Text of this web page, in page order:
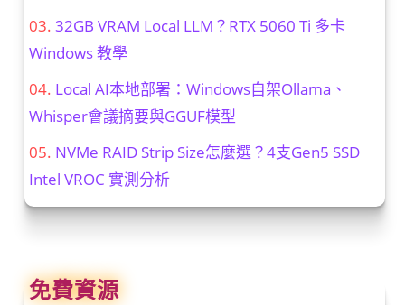
32GB VRAM Local LLM？RTX 5060 Ti 多卡
Windows 教學
Local AI本地部署：Windows自架Ollama、
Whisper會議摘要與GGUF模型
NVMe RAID Strip Size怎麼選？4支Gen5 SSD
Intel VROC 實測分析
免費資源